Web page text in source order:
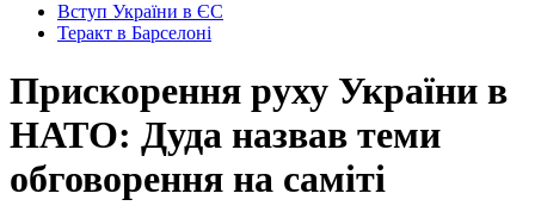
Вступ України в ЄС
Теракт в Барселоні
Прискорення руху України в
НАТО: Дуда назвав теми
обговорення на саміті